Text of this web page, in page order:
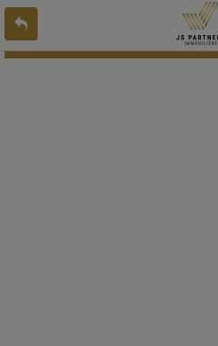
L'offre 9198223 n'existe pas ou n'est